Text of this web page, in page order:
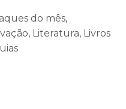
do mês,
, Literatura, Livros